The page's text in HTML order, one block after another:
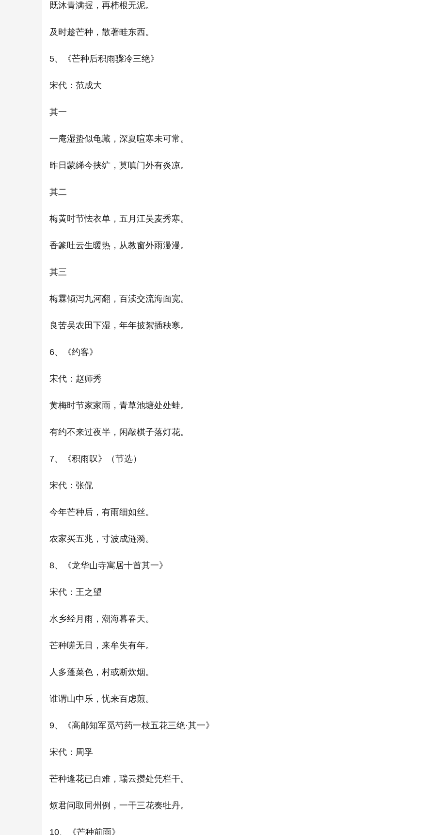
既沐青满握，再栉根无泥。
及时趁芒种，散著畦东西。
5、《芒种后积雨骤冷三绝》
宋代：范成大
其一
一庵湿蛰似龟藏，深夏暄寒未可常。
昨日蒙絺今挟纩，莫嗔门外有炎凉。
其二
梅黄时节怯衣单，五月江吴麦秀寒。
香篆吐云生暖热，从教窗外雨漫漫。
其三
梅霖倾泻九河翻，百渎交流海面宽。
良苦吴农田下湿，年年披絮插秧寒。
6、《约客》
宋代：赵师秀
黄梅时节家家雨，青草池塘处处蛙。
有约不来过夜半，闲敲棋子落灯花。
7、《积雨叹》（节选）
宋代：张侃
今年芒种后，有雨细如丝。
农家买五兆，寸波成涟漪。
8、《龙华山寺寓居十首其一》
宋代：王之望
水乡经月雨，潮海暮春天。
芒种嗟无日，来牟失有年。
人多蓬菜色，村或断炊烟。
谁谓山中乐，忧来百虑煎。
9、《高邮知军觅芍药一枝五花三绝·其一》
宋代：周孚
芒种逢花已自难，瑞云攒处凭栏干。
烦君问取同州例，一干三花奏牡丹。
10、《芒种前雨》